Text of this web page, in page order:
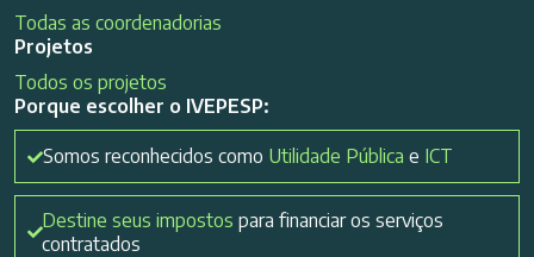
Todas as coordenadorias
Projetos
Todos os projetos
Porque escolher o IVEPESP:
Somos reconhecidos como Utilidade Pública e ICT
Destine seus impostos para financiar os serviços
contratados